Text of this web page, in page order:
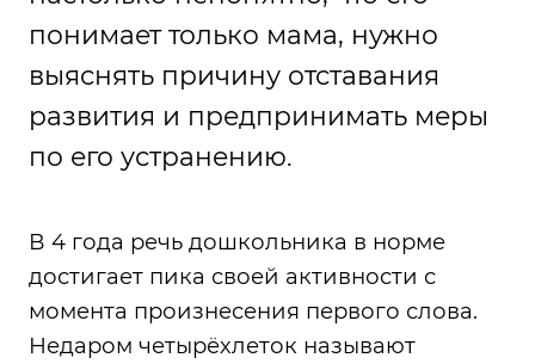
понимает только мама, нужно
выяснять причину отставания
развития и предпринимать меры
по его устранению.
В 4 года речь дошкольника в норме
достигает пика своей активности с
момента произнесения первого слова.
Недаром четырёхлеток называют